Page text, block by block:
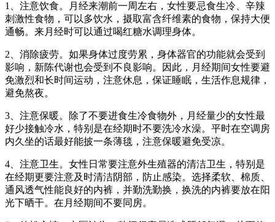
1、注意饮食。月经来潮前一周左右，女性要忌食生冷、辛辣
刺激性食物，可以多饮水，摄取富含纤维素的食物，保持大便
通畅。来月经时可以通过喝红糖水调理身体。
2、消除疲劳。如果身体过度劳累，身体器官的功能就会受到
影响，新陈代谢也会受到不良影响。因此，月经期间女性要避
免激烈和长时间运动，注意休息，保证睡眠，生活作息规律，
避免熬夜。
3、注意保暖。除了不要进食生冷食物外，月经量少的女性最
好少接触冷水，特别是在经期时不要洗冷水澡。平时在空调房
内久坐的话最好能披一条薄毯，注意保暖避免受凉。
4、注意卫生。女性日常要注意外生殖器的清洁卫生，特别是
在经期更要注意及时清洁阴部，防止感染。选择柔软、棉质、
通风透气性能良好的内裤，并勤洗勤换，换洗的内裤要放在阳
光下晒干。在月经期间不要同房。